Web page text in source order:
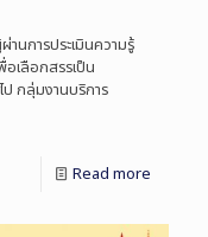
นการประเมินความรู้
อเลือกสรรเป็น
ป กลุ่มงานบริการ
Read more